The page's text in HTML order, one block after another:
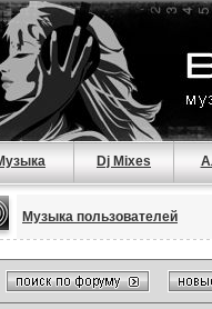
Dj Mixes
Музыка пользователей